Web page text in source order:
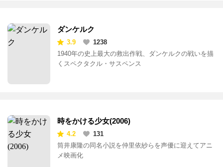
ダンケルク
3.9
1238
1940年の史上最大の救出作戦、ダンケルクの戦いを描
くスペクタクル・サスペンス
時をかける少女(2006)
4.2
131
筒井康隆の同名小説を仲里依紗らを声優に迎えてアニ
メ映画化